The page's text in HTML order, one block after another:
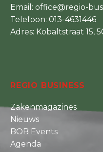
Email: office@regio-
Telefoon: 013-4631446
Adres: Kobaltstraat 15,
REGIO BUSINESS
Zakenmagazines
Nieuws
BOB Events
Agenda